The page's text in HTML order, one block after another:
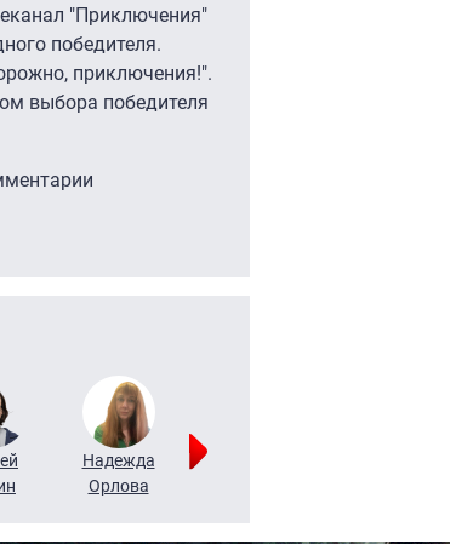
"Приключения"
победителя.
приключения!".
выбора победителя
Надежда
Орлова